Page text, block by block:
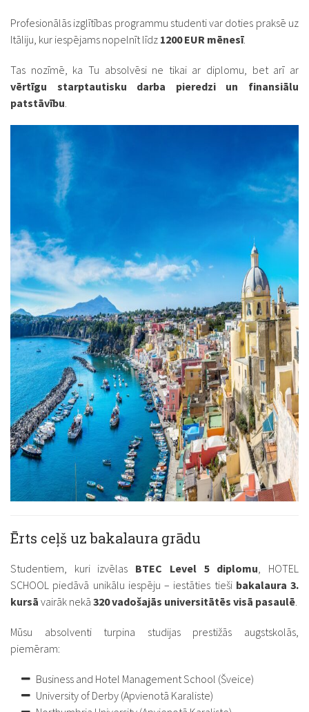
Profesionālās izglītības programmu studenti var doties praksē uz
Itāliju, kur iespējams nopelnīt līdz 1200 EUR mēnesī.
Tas nozīmē, ka Tu absolvēsi ne tikai ar diplomu, bet arī ar
vērtīgu starptautisku darba pieredzi un finansiālu
patstāvību
Ērts ceļš uz bakalaura grādu
Studentiem, kuri izvēlas BTEC Level 5 diplomu , HOTEL
SCHOOL piedāvā unikālu iespēju – iestāties tieši bakalaura 3.
kursā vairāk nekā 320 vadošajās universitātēs visā pasaulē
Mūsu absolventi turpina studijas prestižās augstskolās,
piemēram:
Business and Hotel Management School (Šveice)
University of Derby (Apvienotā Karaliste)